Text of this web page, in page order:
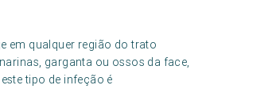
em qualquer região do trato
garganta ou ossos da face,
tipo de infeção é